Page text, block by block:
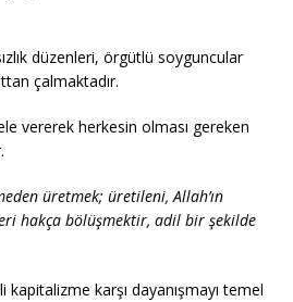
düzenleri, örgütlü soyguncular
çalmaktadır.
vererek herkesin olması gereken
üretmek; üretileni, Allah’ın
hakça bölüşmektir, adil bir şekilde
karşı dayanışmayı temel